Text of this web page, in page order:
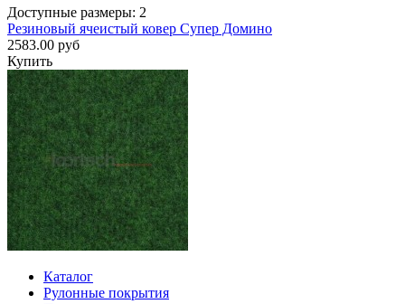
Доступные размеры: 2
Резиновый ячеистый ковер Супер Домино
2583.00 руб
Купить
Каталог
Рулонные покрытия